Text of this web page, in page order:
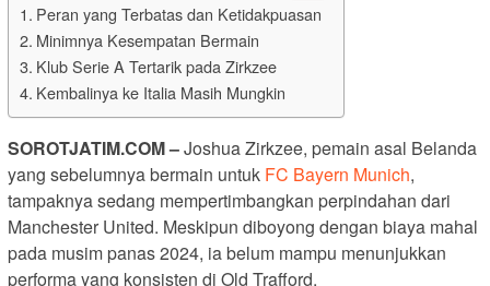
Peran yang Terbatas dan Ketidakpuasan
Minimnya Kesempatan Bermain
Klub Serie A Tertarik pada Zirkzee
Kembalinya ke Italia Masih Mungkin
SOROTJATIM.COM –Joshua Zirkzee, pemain asal Belanda
yang sebelumnya bermain untuk FC Bayern Munich,
tampaknya sedang mempertimbangkan perpindahan dari
Manchester United. Meskipun diboyong dengan biaya mahal
pada musim panas 2024, ia belum mampu menunjukkan
performa yang konsisten di Old Trafford.